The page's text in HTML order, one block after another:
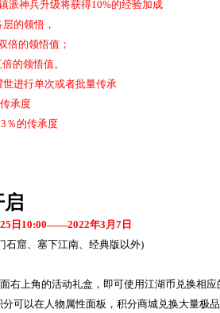
派神兵升级将获得10%的经验加成
的领悟，
倍的领悟值；
的领悟值。
进行单次或者批量传承
承度
3 ％的传承度
启
25 日 10:00——2022年3月 7 日
石窟、塞下江南、经典版以外)
右上角的活动礼盒，即可使用江湖币兑换相
可以在人物属性面板，积分商城兑换大量极品